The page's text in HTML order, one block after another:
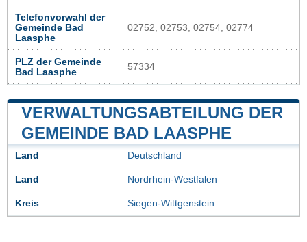
Telefonvorwahl der
Gemeinde Bad
Laasphe
02752, 02753, 02754, 02774
PLZ der Gemeinde
Bad Laasphe
57334
VERWALTUNGSABTEILUNG DER
GEMEINDE BAD LAASPHE
Land Deutschland
Land Nordrhein-Westfalen
Kreis Siegen-Wittgenstein